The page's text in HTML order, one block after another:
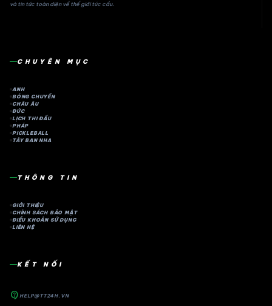
và tin tức toàn diện về thế giới túc cầu.
CHUYÊN MỤC
ANH
BÓNG CHUYỀN
CHÂU ÂU
ĐỨC
LỊCH THI ĐẤU
PHÁP
PICKLEBALL
TÂY BAN NHA
THÔNG TIN
GIỚI THIỆU
CHÍNH SÁCH BẢO MẬT
ĐIỀU KHOẢN SỬ DỤNG
LIÊN HỆ
KẾT NỐI
contact_support HELP@TT24H.VN